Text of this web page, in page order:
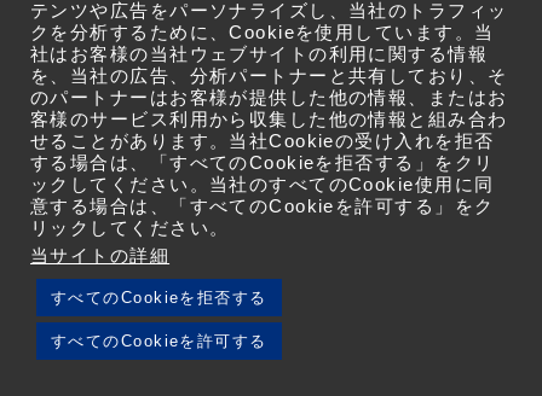
資料請求・
お問い合わせフォームへ
テンツや広告をパーソナライズし、当社のトラフィッ
クを分析するために、Cookieを使用しています。当
社はお客様の当社ウェブサイトの利用に関する情報
を、当社の広告、分析パートナーと共有しており、そ
のパートナーはお客様が提供した他の情報、またはお
客様のサービス利用から収集した他の情報と組み合わ
せることがあります。当社Cookieの受け入れを拒否
する場合は、「すべてのCookieを拒否する」をクリ
ックしてください。当社のすべてのCookie使用に同
意する場合は、「すべてのCookieを許可する」をク
リックしてください。
当サイトの詳細
すべてのCookieを拒否する
すべてのCookieを許可する